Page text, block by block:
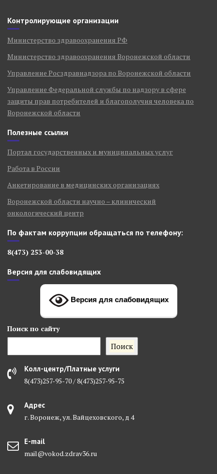
Контролирующие организации
Министерство здравоохранения РФ
Министерство здравоохранения Воронежской области
Управление Росздравнадзора по Воронежской области
Управление Федеральной службы по надзору в сфере
защиты прав потребителей и благополучия человека по
Воронежской области
Полезные ссылки
Портал государственных и муниципальных услуг
Работа в России
Анкетирование в медицинских организациях
Воронежской области научно – клинический
онкологический центр
По фактам коррупции обращаться по телефону:
8(473) 253-00-38
Версия для слабовидящих
Версия для слабовидящих
Поиск по сайту
Поиск
Колл-центр/Платные услуги
8(473)257-95-70 / 8(473)257-95-75
Адрес
г. Воронеж, ул. Вайцеховского, д 4
E-mail
mail@vokod.zdrav36.ru